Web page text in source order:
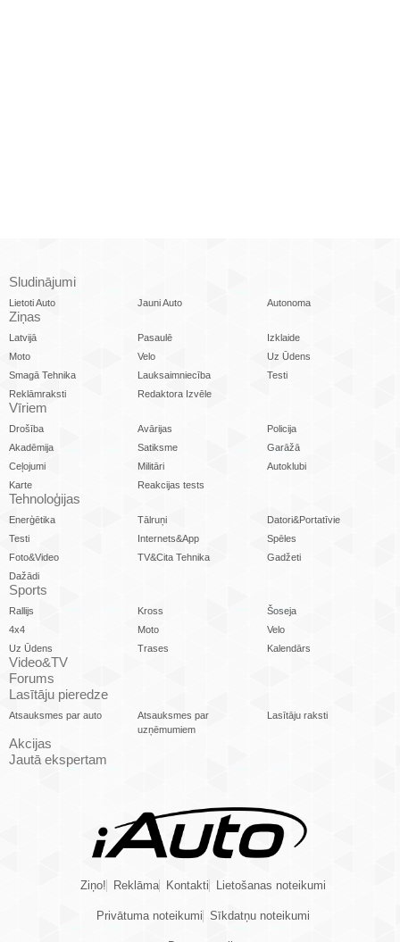
Sludinājumi
Lietoti Auto Jauni Auto Autonoma
Ziņas
Latvijā Pasaulē
Izklaide
Moto
Velo
Uz Ūdens
Smagā Tehnika
Lauksaimniecība
Testi
Reklāmraksti
Redaktora Izvēle
Vīriem
Drošība Avārijas
Policija
Akadēmija
Satiksme
Garāžā
Ceļojumi
Militāri
Autoklubi
Karte
Reakcijas tests
Tehnoloģijas
Enerģētika Tālruņi
Datori&Portatīvie
Testi
Internets&App
Spēles
Foto&Video
TV&Cita Tehnika
Gadžeti
Dažādi
Sports
Rallijs Kross
Šoseja
4x4
Moto
Velo
Uz Ūdens
Trases Kalendārs
Video&TV
Forums
Lasītāju pieredze
Atsauksmes par auto
Atsauksmes par
uzņēmumiem
Lasītāju raksti
Akcijas
Jautā ekspertam
Ziņo! Reklāma Kontakti Lietošanas noteikumi
Privātuma noteikumi Sīkdatņu noteikumi